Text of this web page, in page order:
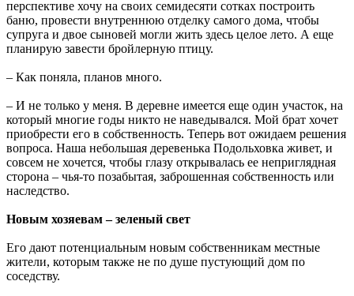
перспективе хочу на своих семидесяти сотках построить
баню, провести внутреннюю отделку самого дома, чтобы
супруга и двое сыновей могли жить здесь целое лето. А еще
планирую завести бройлерную птицу.
– Как поняла, планов много.
– И не только у меня. В деревне имеется еще один участок, на
который многие годы никто не наведывался. Мой брат хочет
приобрести его в собственность. Теперь вот ожидаем решения
вопроса. Наша небольшая деревенька Подольховка живет, и
совсем не хочется, чтобы глазу открывалась ее неприглядная
сторона – чья-то позабытая, заброшенная собственность или
наследство.
Новым хозяевам – зеленый свет
Его дают потенциальным новым собственникам местные
жители, которым также не по душе пустующий дом по
соседству.